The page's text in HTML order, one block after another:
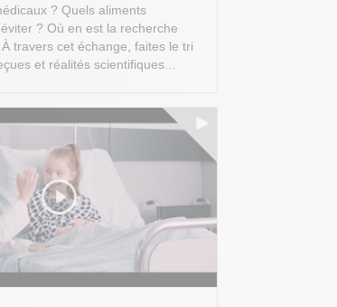
en garantissant la conformité avec
? Quels aliments
? Où en est la recherche
À travers cet échange, faites le tri
et réalités scientifiques...